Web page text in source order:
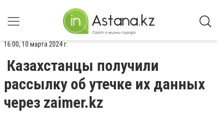
16:00, 10 марта 2024 г.
Казахстанцы получили
рассылку об утечке их данных
через zaimer.kz